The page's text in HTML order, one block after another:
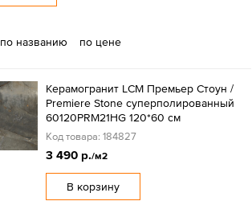
по названию по цене
Керамогранит LCM Премьер Стоун /
Premiere Stone суперполированный
60120PRM21HG 120*60 см
Код товара: 184827
3 490 р./м2
В корзину